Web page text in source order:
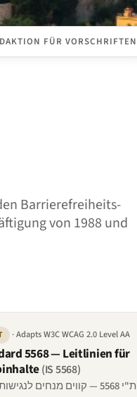
FÜR VORSCHRIFTEN
Barrierefreiheits-
von 1988 und
· Adapts W3C WCAG 2.0 Level AA
5568 — Leitlinien für
(IS 5568)
ת"י 5568 — קווים מנחים לנגישות תכנים באינטרנט